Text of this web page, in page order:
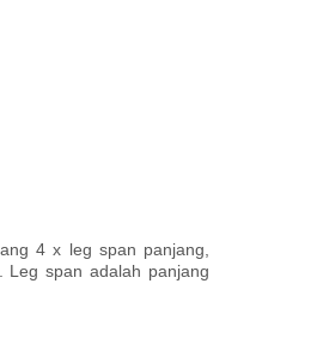
4 x leg span panjang,
Leg span adalah panjang